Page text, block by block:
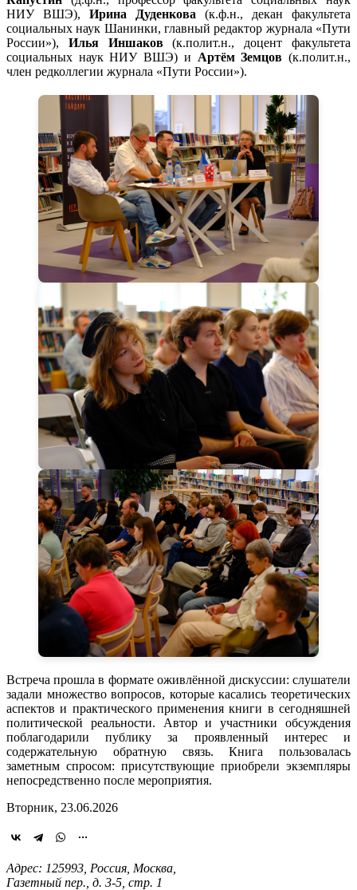
НИУ ВШЭ), Ирина Дуденкова (к.ф.н., декан факультета
социальных наук Шанинки, главный редактор журнала «Пути
России»), Илья Иншаков(к.полит.н., доцент факультета
социальных наук НИУ ВШЭ) и Артём Земцов (к.полит.н.,
член редколлегии журнала «Пути России»).
Встреча прошла в формате оживлённой дискуссии: слушатели
задали множество вопросов, которые касались теоретических
аспектов и практического применения книги в сегодняшней
политической реальности. Автор и участники обсуждения
поблагодарили публику за проявленный интерес и
содержательную обратную связь. Книга пользовалась
заметным спросом: присутствующие приобрели экземпляры
непосредственно после мероприятия.
Вторник, 23.06.2026
Адрес: 125993, Россия, Москва,
Газетный пер., д. 3-5, стр. 1